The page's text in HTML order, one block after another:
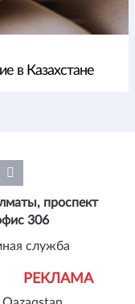
в Казахстане
РЕКЛАМА
проспект
306
служба